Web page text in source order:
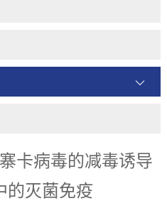
卡病毒的减毒诱导
的灭菌免疫